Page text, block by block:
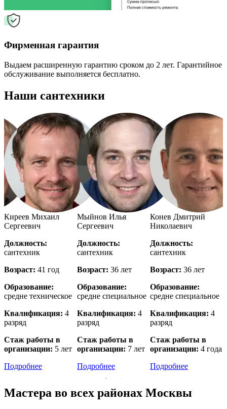
Фирменная гарантия
Выдаем расширенную гарантию сроком до 2 лет. Гарантийное
обслуживание выполняется бесплатно.
Наши сантехники
Киреев Михаил
Сергеевич
Должность:
сантехник
Возраст: 41 год
Образование:
средне техническое
Квалификация: 4
разряд
Стаж работы в
организации: 5 лет
Подробнее
Мыйнов Илья
Сергеевич
Должность:
сантехник
Возраст: 36 лет
Образование:
средне специальное
Квалификация: 4
разряд
Стаж работы в
организации: 7 лет
Подробнее
Конев Дмитрий
Николаевич
Должность:
сантехник
Возраст: 36 лет
Образование:
средне специальное
Квалификация: 4
разряд
Стаж работы в
организации: 4 года
Подробнее
Мастера во всех районах Москвы